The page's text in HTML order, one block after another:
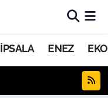
İPSALA ENEZ